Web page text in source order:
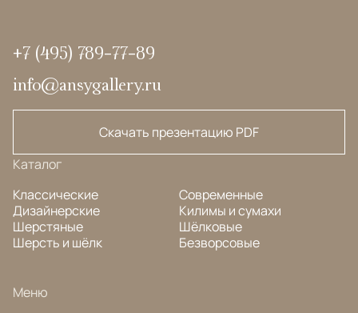
+7 (495) 789-77-89
info@ansygallery.ru
Скачать презентацию PDF
Каталог
Классические
Дизайнерские
Шерстяные
Шерсть и шёлк
Современные
Килимы и сумахи
Шёлковые
Безворсовые
Меню